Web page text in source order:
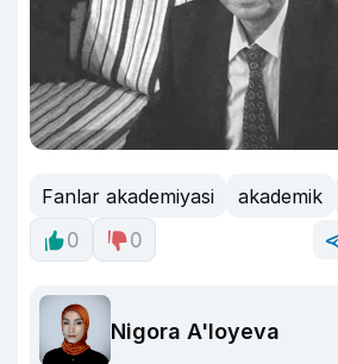
Fanlar akademiyasi akademik
0
0
Nigora A'loyeva